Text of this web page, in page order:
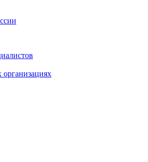
организациях